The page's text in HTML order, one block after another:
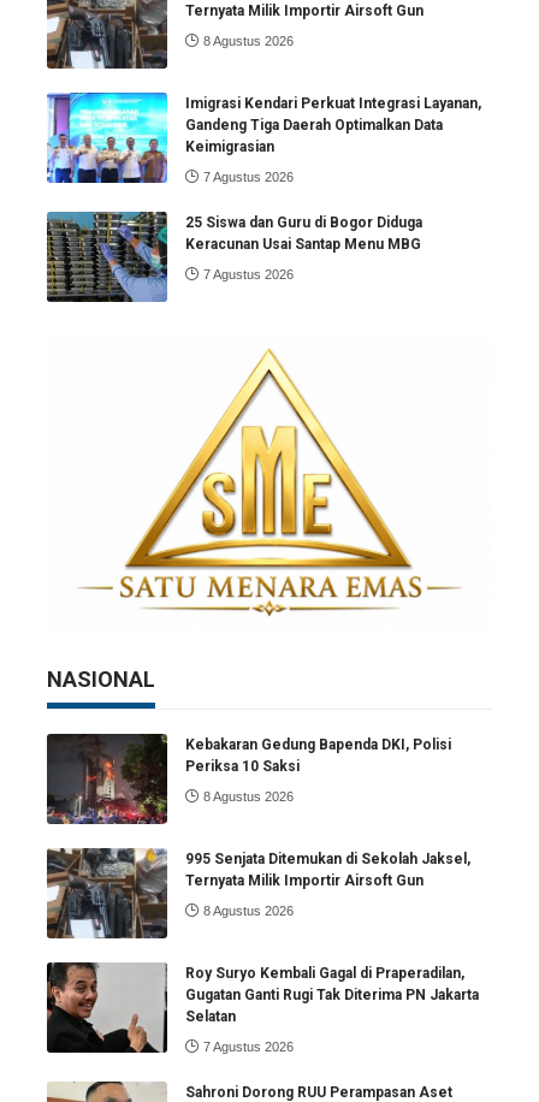
Ternyata Milik Importir Airsoft Gun
8 Agustus 2026
Imigrasi Kendari Perkuat Integrasi Layanan,
Gandeng Tiga Daerah Optimalkan Data
Keimigrasian
7 Agustus 2026
25 Siswa dan Guru di Bogor Diduga
Keracunan Usai Santap Menu MBG
7 Agustus 2026
NASIONAL
Kebakaran Gedung Bapenda DKI, Polisi
Periksa 10 Saksi
8 Agustus 2026
995 Senjata Ditemukan di Sekolah Jaksel,
Ternyata Milik Importir Airsoft Gun
8 Agustus 2026
Roy Suryo Kembali Gagal di Praperadilan,
Gugatan Ganti Rugi Tak Diterima PN Jakarta
Selatan
7 Agustus 2026
Sahroni Dorong RUU Perampasan Aset